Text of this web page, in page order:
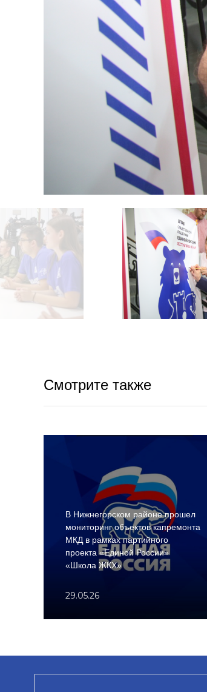
Смотрите также
В Нижнегорском районе прошел
мониторинг объектов капремонта
МКД в рамках партийного
проекта «Единой России»
«Школа ЖКХ»
29.05.26